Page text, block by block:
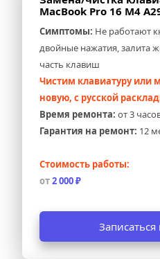
MacBook Pro 16 M4
Симптомы: Не работают
двойные нажатия, залита
часть клавиш
Чистим клавиатуру или
новую, с русской
Время ремонта: от 3
Гарантия на ремонт: 12
Стоимость работы:
от 2 000 ₽